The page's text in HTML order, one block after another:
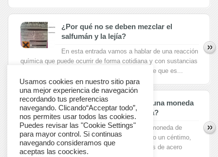
¿Por qué no se deben mezclar el
salfumán y la lejía?
En esta entrada vamos a hablar de una reacción
química que puede ocurrir de forma cotidiana y con sustancias
que tenemos habitualmente en casa, a pesar de que es...
¿Qué pasa si sumergimos una moneda
de cobre en nitrato de plata?
Supongamos que tenemos una moneda de
cobre o recubierta del mismo, como por ejemplo un céntimo,
dos céntimos o cinco céntimos de euro (hechas de acero
Usamos cookies en nuestro sitio para
una mejor experiencia de navegación
recordando tus preferencias
navegando. Clicando“Acceptar todo”,
nos permites usar todos las cookies.
Puedes revisar las "Cookie Settings"
para mayor control. Si continuas
navegando consideramos que
aceptas las coockies.